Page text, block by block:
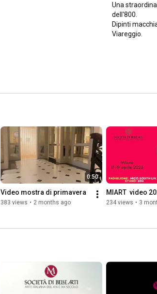
Una
dell'800.
Dipinti
Viareggio.
0:50
Video mostra di primavera
383 views • 2 months ago
MIART  video
234 views • 3